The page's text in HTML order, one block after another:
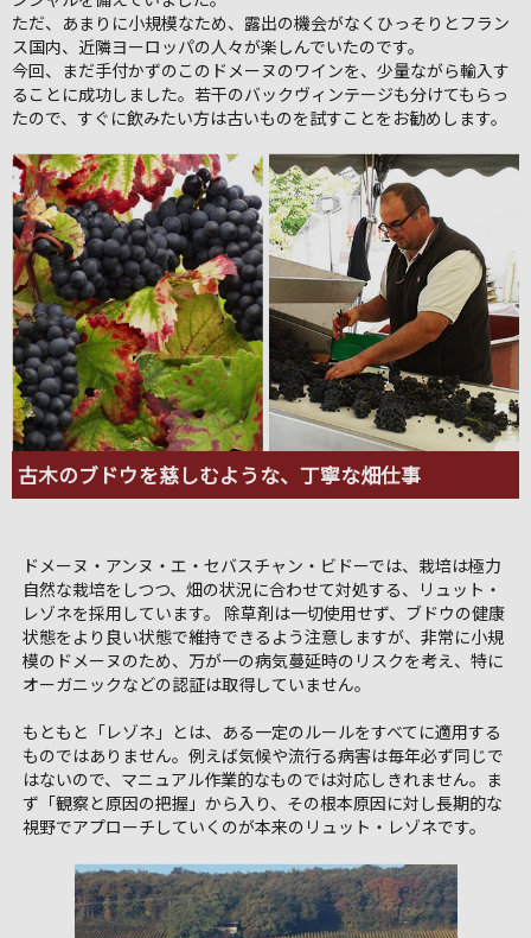
ただ、あまりに小規模なため、露出の機会がなくひっそりとフラン
ス国内、近隣ヨーロッパの人々が楽しんでいたのです。
今回、まだ手付かずのこのドメーヌのワインを、少量ながら輸入す
ることに成功しました。若干のバックヴィンテージも分けてもらっ
たので、すぐに飲みたい方は古いものを試すことをお勧めします。
古木のブドウを慈しむような、丁寧な畑仕事
ドメーヌ・アンヌ・エ・セバスチャン・ビドーでは、栽培は極力
自然な栽培をしつつ、畑の状況に合わせて対処する、リュット・
レゾネを採用しています。 除草剤は一切使用せず、ブドウの健康
状態をより良い状態で維持できるよう注意しますが、非常に小規
模のドメーヌのため、万が一の病気蔓延時のリスクを考え、特に
オーガニックなどの認証は取得していません。
もともと「レゾネ」とは、ある一定のルールをすべてに適用する
ものではありません。例えば気候や流行る病害は毎年必ず同じで
はないので、マニュアル作業的なものでは対応しきれません。ま
ず「観察と原因の把握」から入り、その根本原因に対し長期的な
視野でアプローチしていくのが本来のリュット・レゾネです。